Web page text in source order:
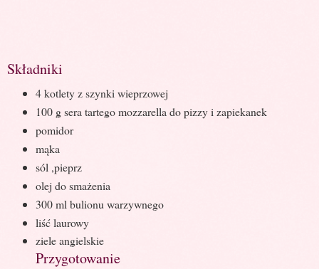
Składniki
4 kotlety z szynki wieprzowej
100 g sera tartego mozzarella do pizzy i zapiekanek
pomidor
mąka
sól ,pieprz
olej do smażenia
300 ml bulionu warzywnego
liść laurowy
ziele angielskie
Przygotowanie